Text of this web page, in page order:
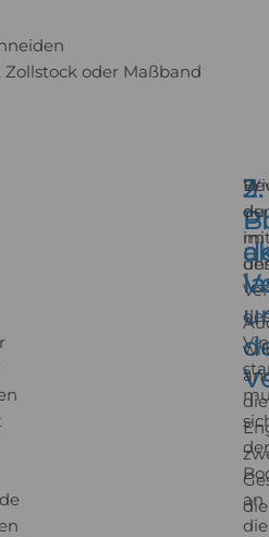
Zollstock oder Maßband
2.
du
der
an
die
3.
im